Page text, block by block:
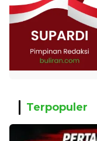
Terpopuler